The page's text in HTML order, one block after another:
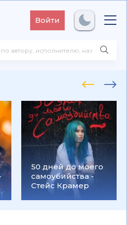
Войти
50 дней до моего
самоубийства -
Стейс Крамер